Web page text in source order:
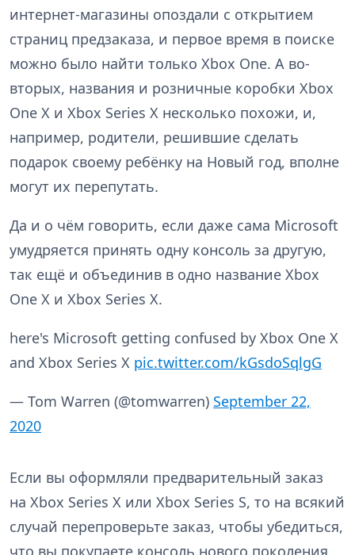
интернет-магазины опоздали с открытием
страниц предзаказа, и первое время в поиске
можно было найти только Xbox One. А во-
вторых, названия и розничные коробки Xbox
One X и Xbox Series X несколько похожи, и,
например, родители, решившие сделать
подарок своему ребёнку на Новый год, вполне
могут их перепутать.
Да и о чём говорить, если даже сама Microsoft
умудряется принять одну консоль за другую,
так ещё и объединив в одно название Xbox
One X и Xbox Series X.
here's Microsoft getting confused by Xbox One X
and Xbox Series X pic.twitter.com/kGsdoSqlgG
— Tom Warren (@tomwarren) September 22,
2020
Если вы оформляли предварительный заказ
на Xbox Series X или Xbox Series S, то на всякий
случай перепроверьте заказ, чтобы убедиться,
что вы покупаете консоль нового поколения.